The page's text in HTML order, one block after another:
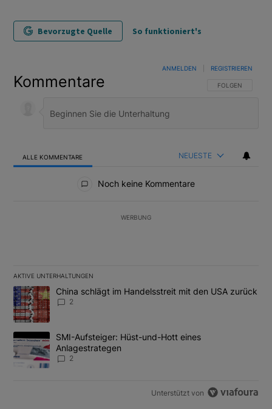
Bevorzugte Quelle So funktioniert's
Kommentare FOLGE DIESER
FOLGEN
ANMELDEN REGISTRIEREN
ALLE KOMMENTARE NEUESTE
Noch keine Kommentare
WERBUNG
AKTIVE UNTERHALTUNGEN
Das Folgende ist eine Liste der am meisten kommentierten
Ein Trendartikel mit dem Titel "China schlägt im Handelsstreit
China schlägt im Handelsstreit mit den USA zurück
2
Ein Trendartikel mit dem Titel "SMI-Aufsteiger: Hüst-und-Hott
SMI-Aufsteiger: Hüst-und-Hott eines
Anlagestrategen
2
Unterstützt von